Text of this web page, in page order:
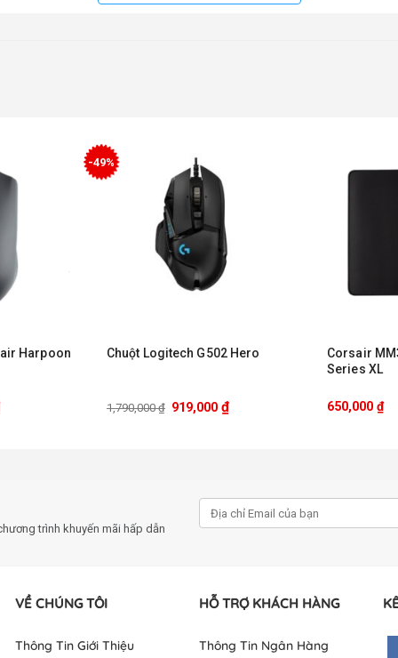
Sensor Gen-2
Pro (Sạc không dây không kèm chuột)
Wireless Dongle và Mouse Dock Pro: Lên đến 28 giờ
Wireless: Lên đến 140 giờ
Harpoon
-49%
Chuột Logitech G502 Hero
1,790,000₫ 919,000 ₫
Corsair
Series XL
650,000 ₫
trình khuyến mãi hấp dẫn
VỀ CHÚNG TÔI
Thông Tin Giới Thiệu
HỖ TRỢ KHÁCH HÀNG
Thông Tin Ngân Hàng